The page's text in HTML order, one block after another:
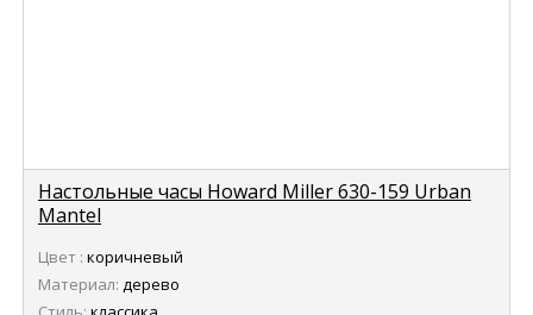
Настольные часы Howard Miller 630-159 Urban
Mantel
Цвет : коричневый
Материал: дерево